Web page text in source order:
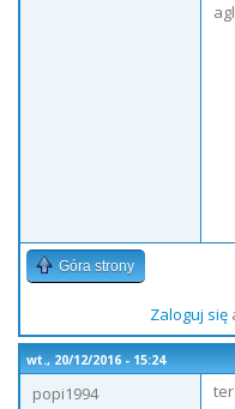
Góra strony
Zaloguj się
wt., 20/12/2016 - 15:24
popi1994